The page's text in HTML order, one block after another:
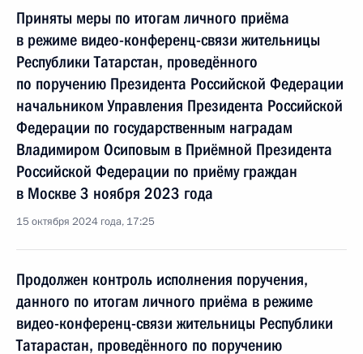
Приняты меры по итогам личного приёма
в режиме видео-конференц-связи жительницы
Республики Татарстан, проведённого
по поручению Президента Российской Федерации
начальником Управления Президента Российской
Федерации по государственным наградам
Владимиром Осиповым в Приёмной Президента
Российской Федерации по приёму граждан
в Москве 3 ноября 2023 года
15 октября 2024 года, 17:25
Продолжен контроль исполнения поручения,
данного по итогам личного приёма в режиме
видео-конференц-связи жительницы Республики
Татарастан, проведённого по поручению